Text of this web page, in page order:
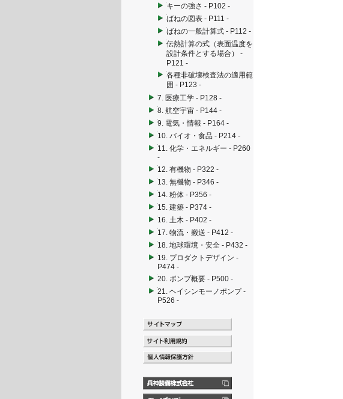
キーの強さ - P102 -
ばねの図表 - P111 -
ばねの一般計算式 - P112 -
伝熱計算の式（表面温度を
設計条件とする場合） -
P121 -
各種非破壊検査法の適用範
囲 - P123 -
7. 医療工学 - P128 -
8. 航空宇宙 - P144 -
9. 電気・情報 - P164 -
10. バイオ・食品 - P214 -
11. 化学・エネルギー - P260
-
12. 有機物 - P322 -
13. 無機物 - P346 -
14. 粉体 - P356 -
15. 建築 - P374 -
16. 土木 - P402 -
17. 物流・搬送 - P412 -
18. 地球環境・安全 - P432 -
19. プロダクトデザイン -
P474 -
20. ポンプ概要 - P500 -
21. ヘイシンモーノポンプ -
P526 -